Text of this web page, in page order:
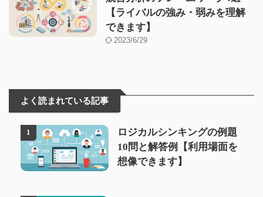
【ライバルの強み・弱みを理解
できます】
2023/6/29
よく読まれている記事
1
ロジカルシンキングの例題
10問と解答例【利用場面を
想像できます】